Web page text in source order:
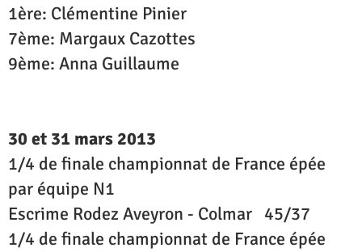
1ère: Clémentine Pinier
7ème: Margaux Cazottes
9ème: Anna Guillaume
30 et 31 mars 2013
1/4 de finale championnat de France épée
par équipe N1
Escrime Rodez Aveyron - Colmar 45/37
1/4 de finale championnat de France épée